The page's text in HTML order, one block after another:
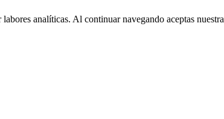
analíticas. Al continuar navegando aceptas nuestra